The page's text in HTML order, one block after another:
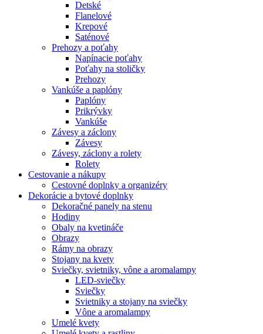
Detské
Flanelové
Krepové
Saténové
Prehozy a poťahy
Napínacie poťahy
Poťahy na stoličky
Prehozy
Vankúše a paplóny
Paplóny
Prikrývky
Vankúše
Závesy a záclony
Závesy
Závesy, záclony a rolety
Rolety
Cestovanie a nákupy
Cestovné doplnky a organizéry
Dekorácie a bytové doplnky
Dekoračné panely na stenu
Hodiny
Obaly na kvetináče
Obrazy
Rámy na obrazy
Stojany na kvety
Sviečky, svietniky, vône a aromalampy
LED-sviečky
Sviečky
Svietniky a stojany na sviečky
Vône a aromalampy
Umelé kvety